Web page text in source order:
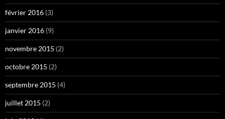
février 2016 (3)
janvier 2016 (9)
novembre 2015 (2)
octobre 2015 (2)
septembre 2015 (4)
juillet 2015 (2)